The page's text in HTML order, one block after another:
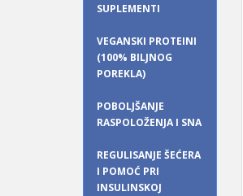
SUPLEMENTI
VEGANSKI PROTEINI
(100% BILJNOG
POREKLA)
POBOLJŠANJE
RASPOLOŽENJA I SNA
REGULISANJE ŠEĆERA
I POMOĆ PRI
INSULINSKOJ